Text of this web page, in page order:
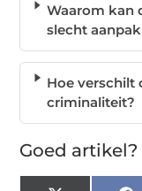
Waarom kan
slecht
Hoe verschilt
criminaliteit?
Goed